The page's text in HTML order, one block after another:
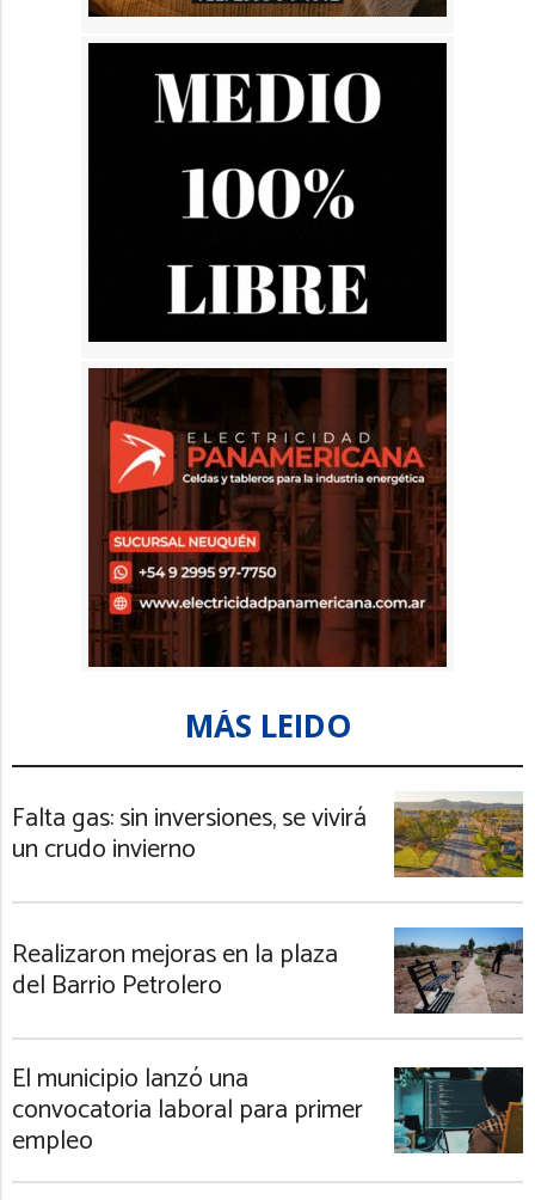
MÁS LEIDO
Falta gas: sin inversiones, se vivirá
un crudo invierno
Realizaron mejoras en la plaza
del Barrio Petrolero
El municipio lanzó una
convocatoria laboral para primer
empleo